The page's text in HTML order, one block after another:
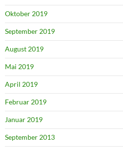
Oktober 2019
September 2019
August 2019
Mai 2019
April 2019
Februar 2019
Januar 2019
September 2013